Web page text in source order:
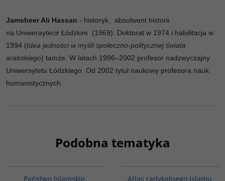
Jamsheer Ali Hassan - historyk, absolwent historii
na Uniweraytecir Łódzkim
(1969). Doktorat w 1974 i habilitacja w
1994 (Idea jedności w myśli społeczno-politycznej świata
arabskiego) tamże. W latach 1996–2002 profesor nadzwyczajny
Uniwersytetu Łódzkiego. Od 2002 tytuł naukowy profesora nauk
humanistycznych
Podobna tematyka
Państwo Islamskie.
Atlas radykalnego islamu